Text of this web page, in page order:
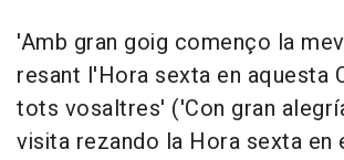
'Amb gran goig començo la
resant l'Hora sexta en aquesta
tots vosaltres' ('Con gran
visita rezando la Hora sexta en